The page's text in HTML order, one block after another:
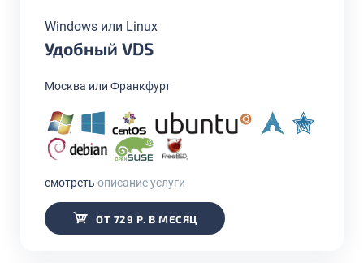
Windows или Linux
Удобный VDS
Москва или Франкфурт
смотреть описание услуги
ОТ 729 Р. В МЕСЯЦ